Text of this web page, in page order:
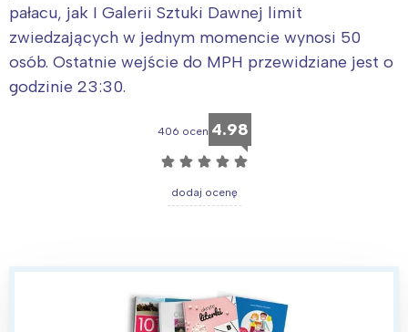
pałacu, jak I Galerii Sztuki Dawnej limit
zwiedzających w jednym momencie wynosi 50
osób. Ostatnie wejście do MPH przewidziane jest o
godzinie 23:30.
406 ocen 4.98
☆ ☆ ☆ ☆ ☆
dodaj ocenę